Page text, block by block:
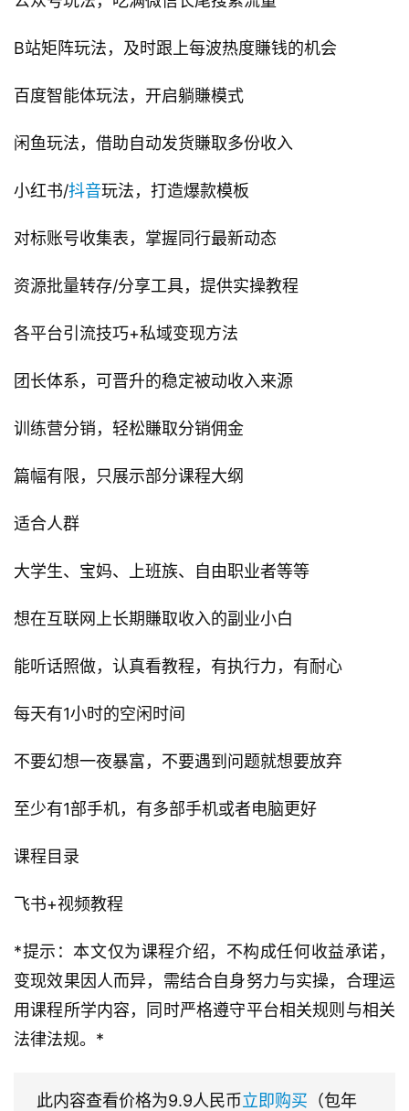
B站矩阵玩法，及时跟上每波热度賺钱的机会
百度智能体玩法，开启躺賺模式
闲鱼玩法，借助自动发货賺取多份收入
小红书/抖音玩法，打造爆款模板
对标账号收集表，掌握同行最新动态
资源批量转存/分享工具，提供实操教程
各平台引流技巧+私域变现方法
团长体系，可晋升的稳定被动收入来源
训练营分销，轻松賺取分销佣金
篇幅有限，只展示部分课程大纲
适合人群
大学生、宝妈、上班族、自由职业者等等
想在互联网上长期賺取收入的副业小白
能听话照做，认真看教程，有执行力，有耐心
每天有1小时的空闲时间
不要幻想一夜暴富，不要遇到问题就想要放弃
至少有1部手机，有多部手机或者电脑更好
课程目录
飞书+视频教程
*提示：本文仅为课程介绍，不构成任何收益承诺，
变现效果因人而异，需结合自身努力与实操，合理运
用课程所学内容，同时严格遵守平台相关规则与相关
法律法规。*
此内容查看价格为9.9人民币立即购买 （包年